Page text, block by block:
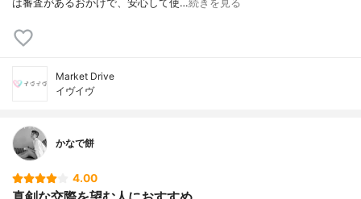
は審査があるおかげで、安心して使…続きを見る
Market Drive
イヴイヴ
かなで餅
4.00